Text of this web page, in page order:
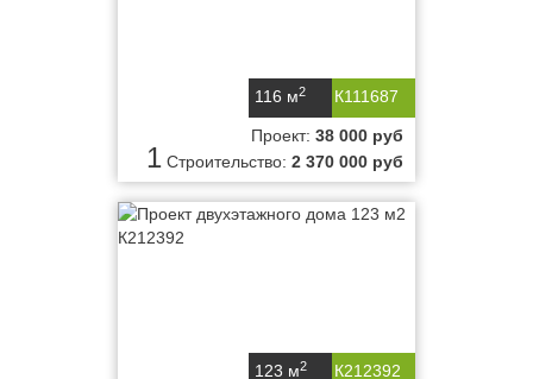
К111687
116 м2
1
Проект: 38 000 руб
Строительство: 2 370 000 руб
К212392
123 м2